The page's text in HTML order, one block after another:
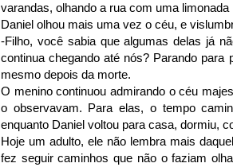
varandas, olhando a rua com uma limonada
Daniel olhou mais uma vez o céu, e
-Filho, você sabia que algumas delas já
continua chegando até nós? Parando
mesmo depois da morte.
O menino continuou admirando o céu
o observavam. Para elas, o tempo
enquanto Daniel voltou para casa, dormiu,
Hoje um adulto, ele não lembra mais
fez seguir caminhos que não o faziam